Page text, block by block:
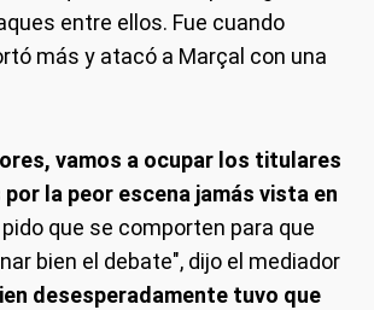
entre ellos. Fue cuando
más y atacó a Marçal con una
vamos a ocupar los titulares
la peor escena jamás vista en
que se comporten para que
bien el debate", dijo el mediador
desesperadamente tuvo que